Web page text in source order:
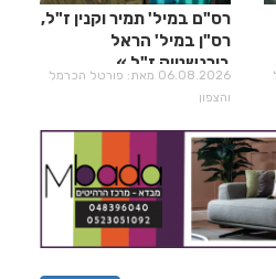
רס"ם במיל' תמיר וקנין ז"ל,
רס"ן במיל' הראל
בירנשטוק ז"ל
06.08.2026 מאת: פורטל הכרמל
והצפון